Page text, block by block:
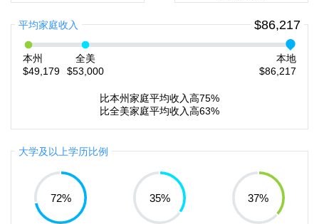
平均家庭收入 $86,217
本州
$49,179
全美
$53,000
本地
$86,217
比本州家庭平均收入高75%
比全美家庭平均收入高63%
大学及以上学历比例
72% 35% 37%